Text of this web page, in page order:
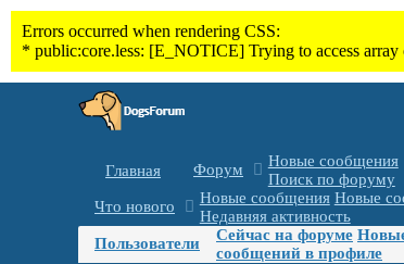
Главная Форум
Новые сообщения
Поиск по форуму
Что нового
Новые сообщения Новые
Недавняя активность
Пользователи
Сейчас на форуме
сообщений в профиле